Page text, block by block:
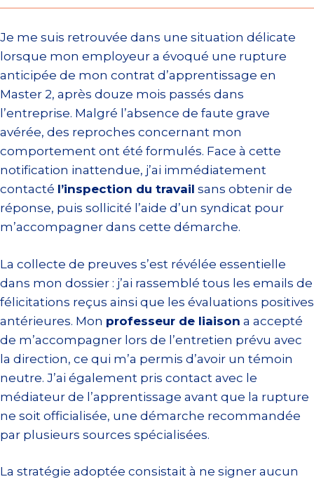
Je me suis retrouvée dans une situation délicate
lorsque mon employeur a évoqué une rupture
anticipée de mon contrat d’apprentissage en
Master 2, après douze mois passés dans
l’entreprise. Malgré l’absence de faute grave
avérée, des reproches concernant mon
comportement ont été formulés. Face à cette
notification inattendue, j’ai immédiatement
contacté l’inspection du travail sans obtenir de
réponse, puis sollicité l’aide d’un syndicat pour
m’accompagner dans cette démarche.
La collecte de preuves s’est révélée essentielle
dans mon dossier : j’ai rassemblé tous les emails de
félicitations reçus ainsi que les évaluations positives
antérieures. Mon professeur de liaison a accepté
de m’accompagner lors de l’entretien prévu avec
la direction, ce qui m’a permis d’avoir un témoin
neutre. J’ai également pris contact avec le
médiateur de l’apprentissage avant que la rupture
ne soit officialisée, une démarche recommandée
par plusieurs sources spécialisées.
La stratégie adoptée consistait à ne signer aucun